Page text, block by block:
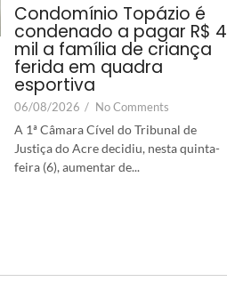
Condomínio Topázio é
condenado a pagar R$ 4
mil a família de criança
ferida em quadra
esportiva
06/08/2026 / No Comments
A 1ª Câmara Cível do Tribunal de
Justiça do Acre decidiu, nesta quinta-
feira (6), aumentar de...